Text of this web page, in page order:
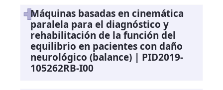
Máquinas basadas en cinemática
paralela para el diagnóstico y
rehabilitación de la función del
equilibrio en pacientes con daño
neurológico (balance) | PID2019-
105262RB-I00